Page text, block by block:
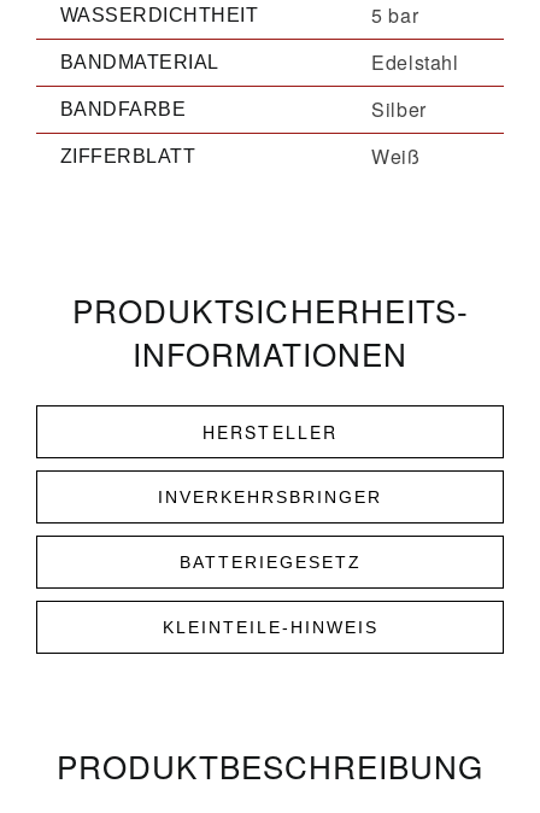
WASSERDICHTHEIT 5 bar
BANDMATERIAL Edelstahl
BANDFARBE Silber
ZIFFERBLATT Weiß
PRODUKT­­SICHERHEITS­
INFORMATIONEN
HERSTELLER
INVERKEHRSBRINGER
BATTERIEGESETZ
KLEINTEILE-HINWEIS
PRODUKT­­BESCHREIBUNG